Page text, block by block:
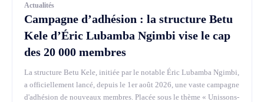
Actualités
Campagne d’adhésion : la structure Betu
Kele d’Éric Lubamba Ngimbi vise le cap
des 20 000 membres
La structure Betu Kele, initiée par le notable Éric Lubamba Ngimbi,
a officiellement lancé, depuis le 1er août 2026, une vaste campagne
d'adhésion de nouveaux membres. Placée sous le thème « Unissons-